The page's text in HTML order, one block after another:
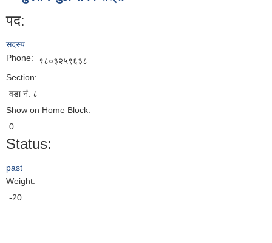
पद:
सदस्य
Phone:
९८०३२५९६३८
Section:
वडा नं. ८
Show on Home Block:
0
Status:
past
Weight:
-20